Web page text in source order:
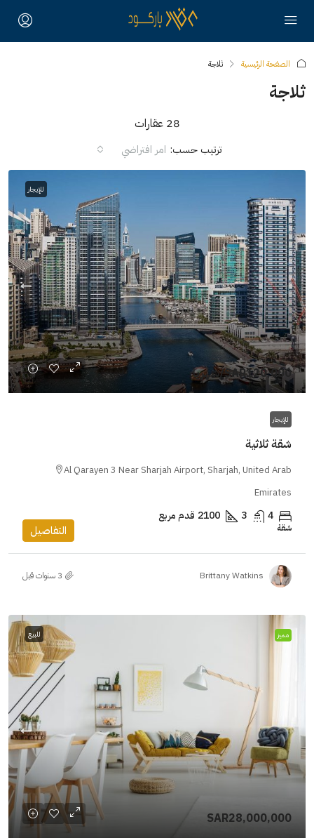
الصفحة الرئيسية ثلاجة
ثلاجة
28 عقارات
ترتيب حسب: امر افتراضي
للإيجار
SAR120,000/شهريا
للإيجار
شقة ثلاثية
Al Qarayen 3 Near Sharjah Airport, Sharjah, United Arab
Emirates
4
3
2100قدم مربع
شقة التفاصيل
Brittany Watkins
مميز للبيع
SAR28,000,000